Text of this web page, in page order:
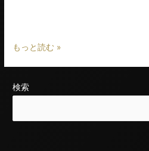
もっと読む »
検索